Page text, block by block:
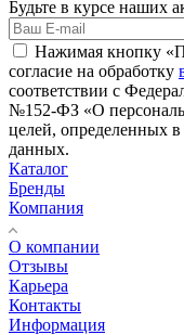
Будьте в курсе наших
Нажимая кнопку
согласие на обработку
соответствии с
№152-ФЗ «О
целей, определенных
данных.
Каталог
Бренды
Компания
О компании
Отзывы
Карьера
Контакты
Информация